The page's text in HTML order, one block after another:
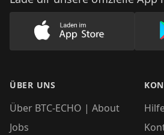
Lade unsere App im
ÜBER UNS
Über BTC-ECHO | About
Jobs